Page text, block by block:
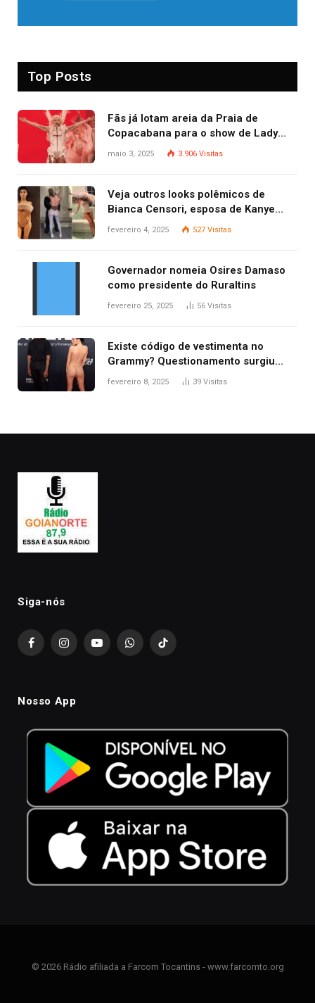
Top Posts
Fãs já lotam areia da Praia de
Copacabana para o show de Lady
Gaga
maio 3, 2025 3.906 Visitas
Veja outros looks polêmicos de
Bianca Censori, esposa de Kanye
West que apareceu nua no Grammy
fevereiro 4, 2025 527 Visitas
Governador nomeia Osires Damaso
como presidente do Ruraltins
fevereiro 25, 2025 56 Visitas
Existe código de vestimenta no
Grammy? Questionamento surgiu
após Bianca Censori, mulher de
fevereiro 8, 2025 39 Visitas
Siga-nós
FacebookInstagramYouTubeWhatsAppTikTok
Nosso App
© 2026 Rádio afiliada a Farcom Tocantins - www.farcomto.org